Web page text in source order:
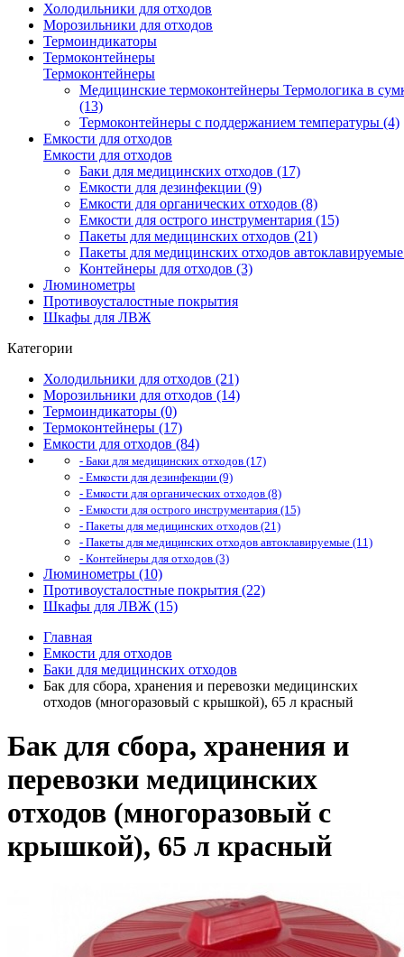
Холодильники для отходов
Морозильники для отходов
Термоиндикаторы
Термоконтейнеры
Термоконтейнеры
Медицинские термоконтейнеры Термологика в
(13)
Термоконтейнеры с поддержанием температуры (4)
Емкости для отходов
Емкости для отходов
Баки для медицинских отходов (17)
Емкости для дезинфекции (9)
Емкости для органических отходов (8)
Емкости для острого инструментария (15)
Пакеты для медицинских отходов (21)
Пакеты для медицинских отходов
Контейнеры для отходов (3)
Люминометры
Противоусталостные покрытия
Шкафы для ЛВЖ
Категории
Холодильники для отходов (21)
Морозильники для отходов (14)
Термоиндикаторы (0)
Термоконтейнеры (17)
Емкости для отходов (84)
- Баки для медицинских отходов (17)
- Емкости для дезинфекции (9)
- Емкости для органических отходов (8)
- Емкости для острого инструментария (15)
- Пакеты для медицинских отходов (21)
- Пакеты для медицинских отходов автоклавируемые (11)
- Контейнеры для отходов (3)
Люминометры (10)
Противоусталостные покрытия (22)
Шкафы для ЛВЖ (15)
Главная
Емкости для отходов
Баки для медицинских отходов
Бак для сбора, хранения и перевозки медицинских
отходов (многоразовый с крышкой), 65 л красный
Бак для сбора, хранения и
перевозки медицинских
отходов (многоразовый с
крышкой), 65 л красный